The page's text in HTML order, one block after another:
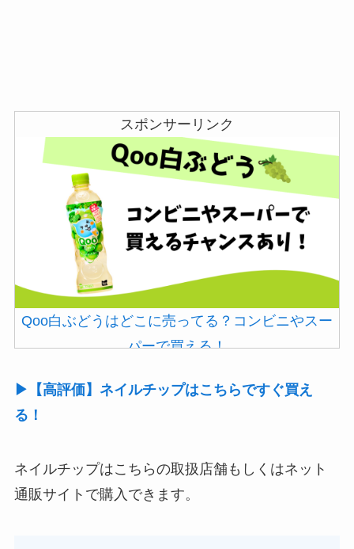
スポンサーリンク
Qoo白ぶどうはどこに売ってる？コンビニやスー
パーで買える！
▶【高評価】ネイルチップはこちらですぐ買え
る！
ネイルチップはこちらの取扱店舗もしくはネット
通販サイトで購入できます。